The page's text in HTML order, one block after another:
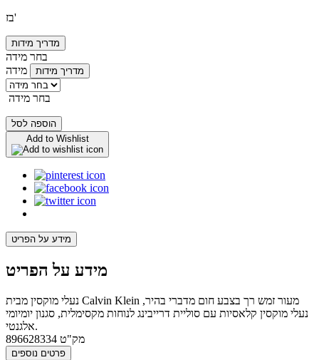
בז'
מדריך מידות
בחר מידה
מידה
מדריך מידות
בחר מידה
הוספה לסל
Add to Wishlist
מידע על הפריט
מידע על הפריט
נעלי מוקסין מבית Calvin Klein מעור זמש רך בצבע חום מדברי בהיר,
נעלי מוקסין קלאסיות עם סוליית דרייבינג לנוחות מקסימלית, סגנון יומיומי
אלגנטי.
מק"ט 896628334
פרטים נוספים